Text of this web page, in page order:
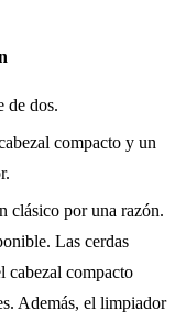
de dos.
compacto y un
clásico por una razón.
Las cerdas
cabezal compacto
Además, el limpiador